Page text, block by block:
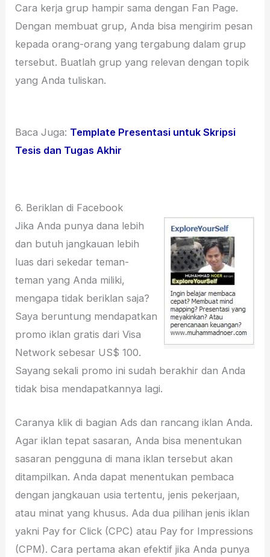
Cara kerja grup hampir sama dengan Fan Page.
Dengan membuat grup, Anda bisa mengirim pesan
kepada orang-orang yang tergabung dalam grup
tersebut. Buatlah grup yang relevan dengan topik
yang Anda tuliskan.
Baca Juga: Template Presentasi untuk Skripsi
Tesis dan Tugas Akhir
6. Beriklan di Facebook
Jika Anda punya dana lebih
dan butuh jangkauan lebih
luas dari sekedar teman-
teman yang Anda miliki,
mengapa tidak beriklan saja?
Saya beruntung mendapatkan
promo iklan gratis dari Visa
Network sebesar US$ 100.
Sayang sekali promo ini sudah berakhir dan Anda
tidak bisa mendapatkannya lagi.
Caranya klik di bagian Ads dan rancang iklan Anda.
Agar iklan tepat sasaran, Anda bisa menentukan
sasaran pengguna di mana iklan tersebut akan
ditampilkan. Anda dapat menentukan pembaca
dengan jangkauan usia tertentu, jenis pekerjaan,
atau minat yang khusus. Ada dua pilihan jenis iklan
yakni Pay for Click (CPC) atau Pay for Impressions
(CPM). Cara pertama akan efektif jika Anda punya